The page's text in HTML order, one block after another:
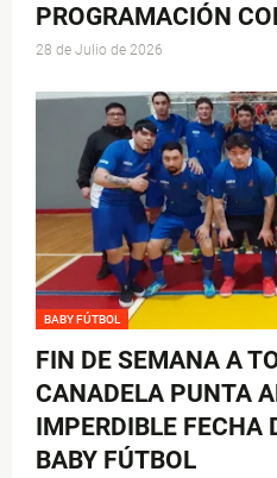
PROGRAMACIÓN
28 de Julio de 2026
BABY FÚTBOL
FIN DE SEMANA A
CANADELA PUNTA
IMPERDIBLE FECHA
BABY FÚTBOL